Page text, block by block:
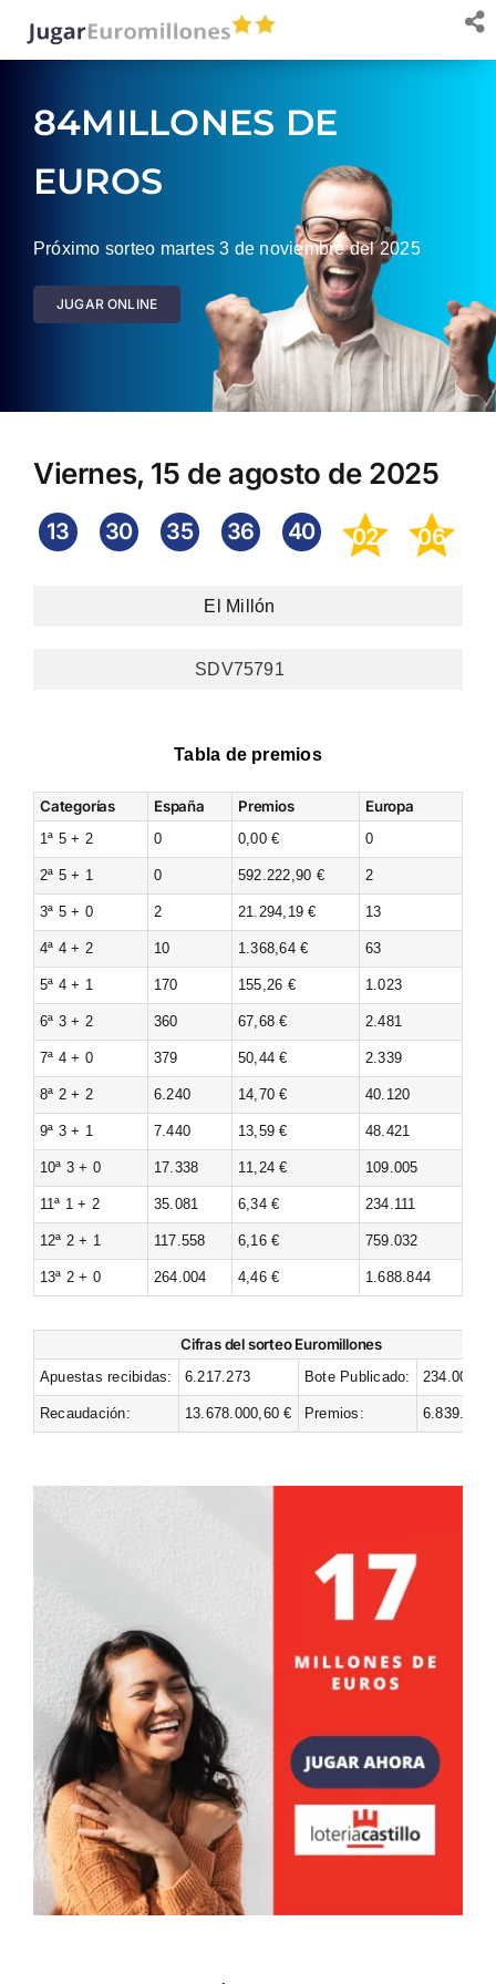
84MILLONES DE
EUROS
Próximo sorteo martes 3 de noviembre del 2025
JUGAR ONLINE
Viernes, 15 de agosto de 2025
13 30 35 36 40 02 06
El Millón
SDV75791
Tabla de premios
Categorías España Premios Europa
1ª 5 + 2 0 0,00 € 0
2ª 5 + 1 0 592.222,90 € 2
3ª 5 + 0 2 21.294,19 € 13
4ª 4 + 2 10 1.368,64 € 63
5ª 4 + 1 170 155,26 € 1.023
6ª 3 + 2 360 67,68 € 2.481
7ª 4 + 0 379 50,44 € 2.339
8ª 2 + 2 6.240 14,70 € 40.120
9ª 3 + 1 7.440 13,59 € 48.421
10ª 3 + 0 17.338 11,24 € 109.005
11ª 1 + 2 35.081 6,34 € 234.111
12ª 2 + 1 117.558 6,16 € 759.032
13ª 2 + 0 264.004 4,46 € 1.688.844
Cifras del sorteo Euromillones
Apuestas recibidas: 6.217.273 Bote Publicado:
Recaudación: 13.678.000,60 € Premios: